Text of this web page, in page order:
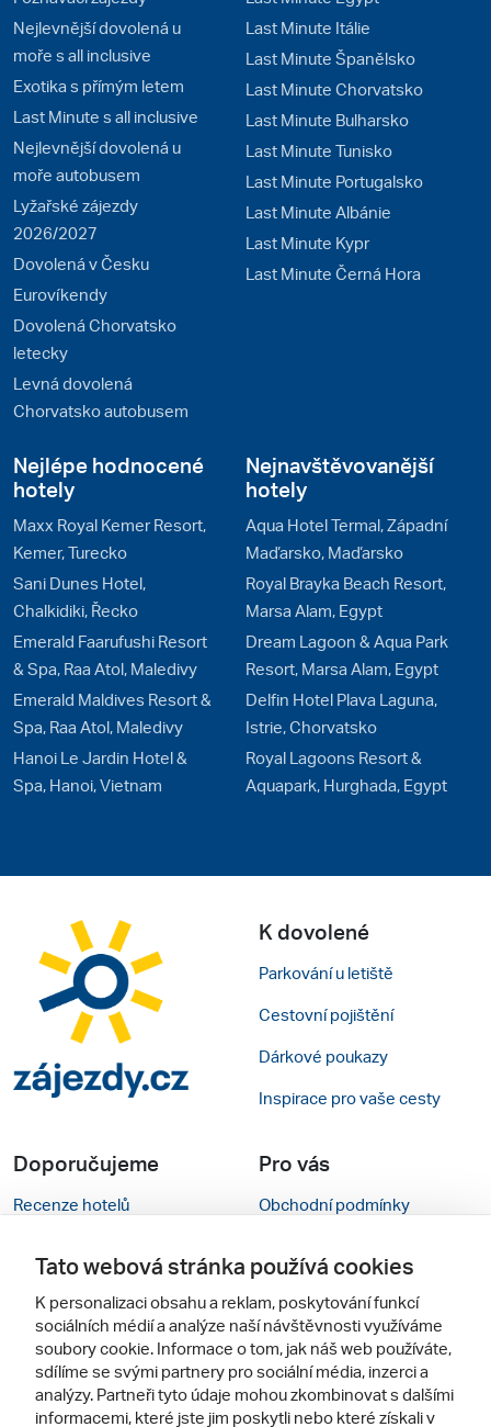
Nejlevnější dovolená u
moře s all inclusive
Exotika s přímým letem
Last Minute s all inclusive
Nejlevnější dovolená u
moře autobusem
Lyžařské zájezdy
2026/2027
Dovolená v Česku
Eurovíkendy
Dovolená Chorvatsko
letecky
Levná dovolená
Chorvatsko autobusem
Last Minute Itálie
Last Minute Španělsko
Last Minute Chorvatsko
Last Minute Bulharsko
Last Minute Tunisko
Last Minute Portugalsko
Last Minute Albánie
Last Minute Kypr
Last Minute Černá Hora
Nejlépe hodnocené
hotely
Maxx Royal Kemer Resort,
Kemer, Turecko
Sani Dunes Hotel,
Chalkidiki, Řecko
Emerald Faarufushi Resort
& Spa, Raa Atol, Maledivy
Emerald Maldives Resort &
Spa, Raa Atol, Maledivy
Hanoi Le Jardin Hotel &
Spa, Hanoi, Vietnam
Nejnavštěvovanější
hotely
Aqua Hotel Termal, Západní
Maďarsko, Maďarsko
Royal Brayka Beach Resort,
Marsa Alam, Egypt
Dream Lagoon & Aqua Park
Resort, Marsa Alam, Egypt
Delfin Hotel Plava Laguna,
Istrie, Chorvatsko
Royal Lagoons Resort &
Aquapark, Hurghada, Egypt
K dovolené
Parkování u letiště
Cestovní pojištění
Dárkové poukazy
Inspirace pro vaše cesty
Doporučujeme
Recenze hotelů
Zájazdy.sk
Pro vás
Obchodní podmínky
Mobilní verze webu
Sledujte nás
Tato webová stránka používá cookies
K personalizaci obsahu a reklam, poskytování funkcí
sociálních médií a analýze naší návštěvnosti využíváme
soubory cookie. Informace o tom, jak náš web používáte,
sdílíme se svými partnery pro sociální média, inzerci a
analýzy. Partneři tyto údaje mohou zkombinovat s dalšími
informacemi, které jste jim poskytli nebo které získali v